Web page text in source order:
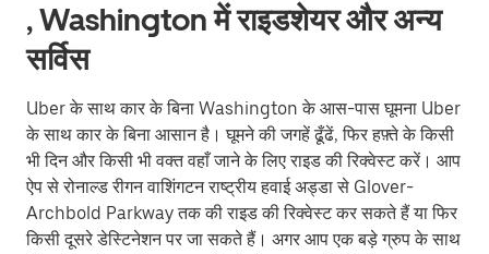
, Washington में राइडशेयर और अन्य
सर्विस
Uber के साथ कार के बिना Washington के आस-पास घूमना Uber
के साथ कार के बिना आसान है। घूमने की जगहें ढूँढें, फिर हफ़्ते के किसी
भी दिन और किसी भी वक्त वहाँ जाने के लिए राइड की रिक्वेस्ट करें। आप
ऐप से रोनाल्ड रीगन वाशिंगटन राष्ट्रीय हवाई अड्डा से Glover-
Archbold Parkway तक की राइड की रिक्वेस्ट कर सकते हैं या फिर
किसी दूसरे डेस्टिनेशन पर जा सकते हैं। अगर आप एक बड़े ग्रुप के साथ